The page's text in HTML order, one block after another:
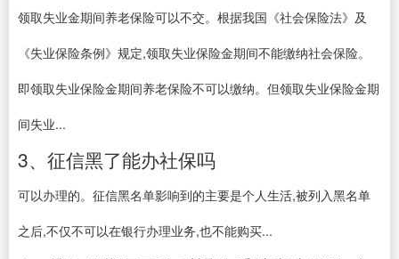
领取失业金期间养老保险可以不交。根据我国《社会保险法》及
《失业保险条例》规定,领取失业保险金期间不能缴纳社会保险。
即领取失业保险金期间养老保险不可以缴纳。但领取失业保险金期
间失业...
3、征信黑了能办社保吗
可以办理的。征信黑名单影响到的主要是个人生活,被列入黑名单
之后,不仅不可以在银行办理业务,也不能购买...